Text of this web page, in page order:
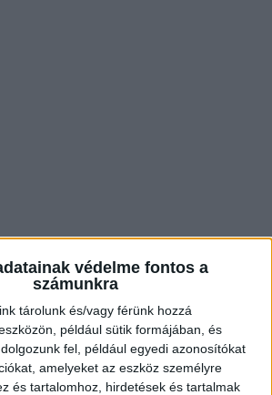
védelme fontos a
számunkra
tárolunk és/vagy férünk hozzá
például sütik formájában, és
fel, például egyedi azonosítókat
amelyeket az eszköz személyre
és tartalomhoz, hirdetések és tartalmak